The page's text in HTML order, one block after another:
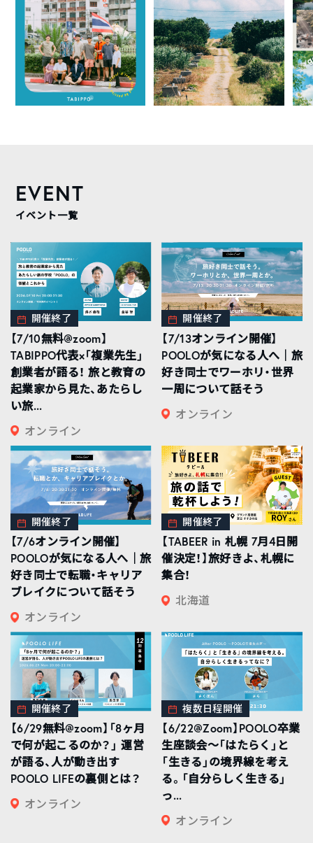
EVENT
イベント一覧
開催終了
【7/10無料@zoom】
TABIPPO代表×「複業先生」
創業者が語る！ 旅と教育の
起業家から見た、あたらし
い旅...
オンライン
開催終了
【7/13オンライン開催】
POOLOが気になる人へ｜旅
好き同士でワーホリ・世界
一周について話そう
オンライン
開催終了
【7/6オンライン開催】
POOLOが気になる人へ｜旅
好き同士で転職・キャリア
ブレイクについて話そう
オンライン
開催終了
【TABEER in 札幌 7月4日開
催決定！】旅好きよ、札幌に
集合！
北海道
開催終了
【6/29無料@zoom】「8ヶ月
で何が起こるのか？」 運営
が語る、人が動き出す
POOLO LIFEの裏側とは？
オンライン
複数日程開催
【6/22@Zoom】POOLO卒業
生座談会〜「はたらく」と
「生きる」の境界線を考え
る。「自分らしく生きる」
っ...
オンライン